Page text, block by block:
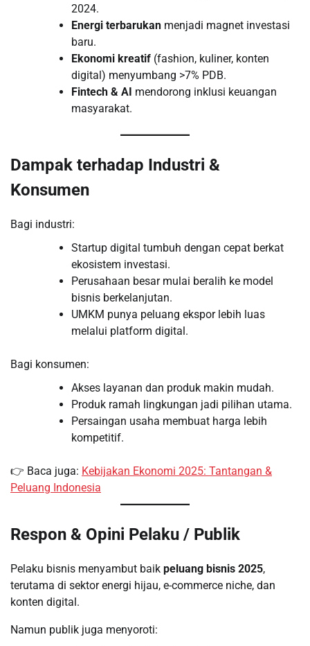
2024.
Energi terbarukan menjadi magnet investasi
baru.
Ekonomi kreatif (fashion, kuliner, konten
digital) menyumbang >7% PDB.
Fintech & AI mendorong inklusi keuangan
masyarakat.
Dampak terhadap Industri &
Konsumen
Bagi industri:
Startup digital tumbuh dengan cepat berkat
ekosistem investasi.
Perusahaan besar mulai beralih ke model
bisnis berkelanjutan.
UMKM punya peluang ekspor lebih luas
melalui platform digital.
Bagi konsumen:
Akses layanan dan produk makin mudah.
Produk ramah lingkungan jadi pilihan utama.
Persaingan usaha membuat harga lebih
kompetitif.
👉 Baca juga: Kebijakan Ekonomi 2025: Tantangan &
Peluang Indonesia
Respon & Opini Pelaku / Publik
Pelaku bisnis menyambut baik peluang bisnis 2025,
terutama di sektor energi hijau, e-commerce niche, dan
konten digital.
Namun publik juga menyoroti: